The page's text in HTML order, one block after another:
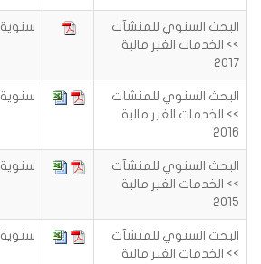
البحث السنوي للمنشآت
>> الخدمات الغير مالية
2017
سنوية
البحث السنوي للمنشآت
>> الخدمات الغير مالية
2016
سنوية
البحث السنوي للمنشآت
>> الخدمات الغير مالية
2015
سنوية
البحث السنوي للمنشآت
>> الخدمات الغير مالية
سنوية